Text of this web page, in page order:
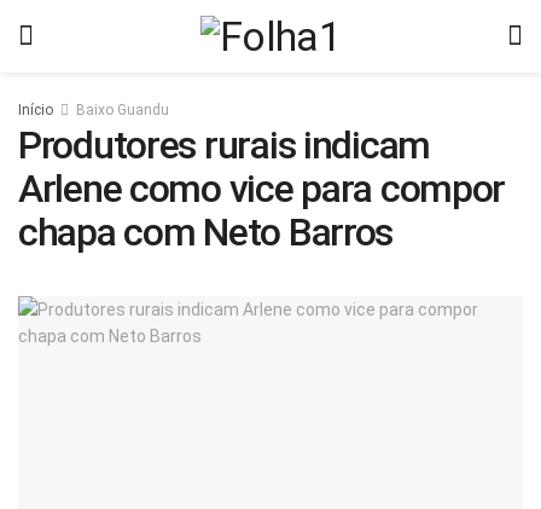
Início Baixo Guandu
Produtores rurais indicam
Arlene como vice para compor
chapa com Neto Barros